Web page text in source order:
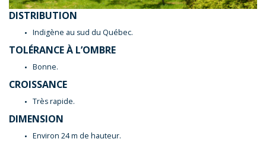
DISTRIBUTION
Indigène au sud du Québec.
TOLÉRANCE À L’OMBRE
Bonne.
CROISSANCE
Très rapide.
DIMENSION
Environ 24 m de hauteur.